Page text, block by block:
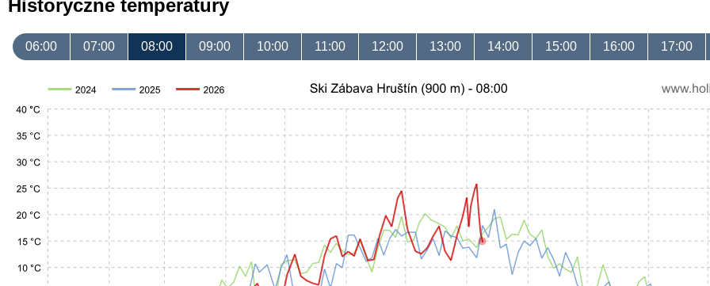
Historyczne temperatury
06:00 07:00 08:00 09:00 10:00 11:00 12:00 13:00 14:00 15:00 16:00 17:00